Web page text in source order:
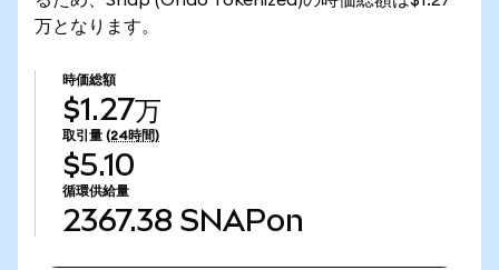
万となります。
時価総額
$1.27万
取引量 (24時間)
$5.10
循環供給量
2367.38 SNAPon